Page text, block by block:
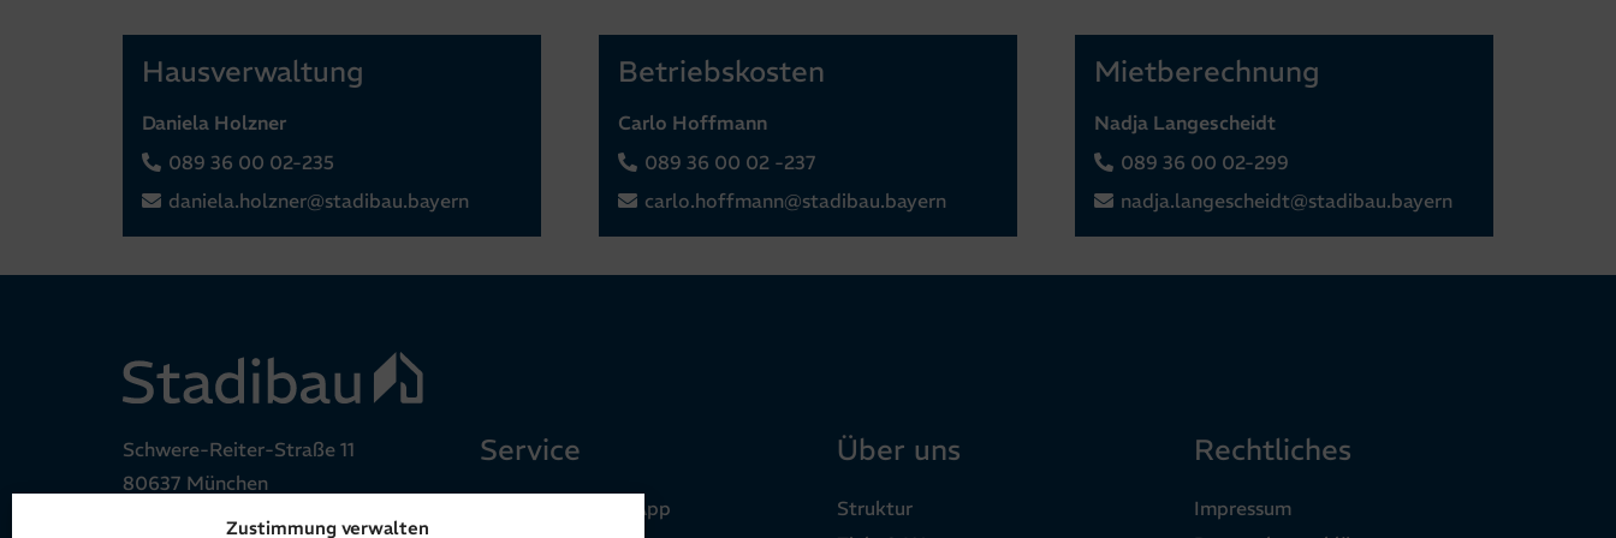
Zustimmung verwalten
Hausverwaltung
Daniela Holzner
089 36 00 02-235
daniela.holzner@stadibau.bayern
Betriebskosten
Carlo Hoffmann
089 36 00 02 -237
carlo.hoffmann@stadibau.bayern
Mietberechnung
Nadja Langescheidt
089 36 00 02-299
nadja.langescheidt@stadibau.bayern
Schwere-Reiter-Straße 11
80637 München
Service
Stadibau Mieter-App
Über uns
Struktur
Rechtliches
Impressum